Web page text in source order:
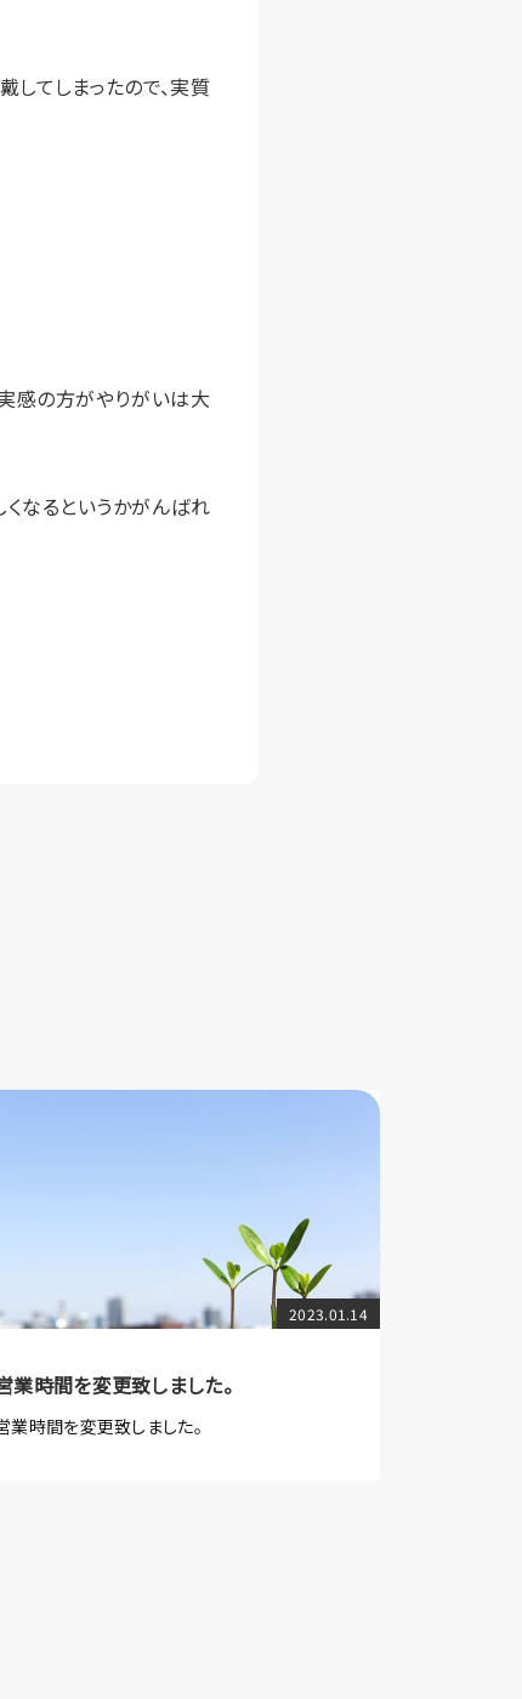
してしまったので、実質
感の方がやりがいは大
なるというかがんばれ
2023.01.14
業時間を変更致しました。
業時間を変更致しました。